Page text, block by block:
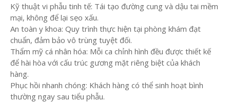
​Kỹ thuật vi phẫu tinh tế: Tái tạo đường cung và dậu tai mềm
mại, không để lại sẹo xấu.
​An toàn y khoa: Quy trình thực hiện tại phòng khám đạt
chuẩn, đảm bảo vô trùng tuyệt đối.
​Thẩm mỹ cá nhân hóa: Mỗi ca chỉnh hình đều được thiết kế
để hài hòa với cấu trúc gương mặt riêng biệt của khách
hàng.
​Phục hồi nhanh chóng: Khách hàng có thể sinh hoạt bình
thường ngay sau tiểu phẫu.